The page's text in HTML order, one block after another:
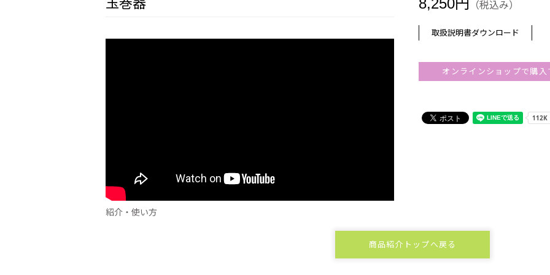
玉巻器
紹介・使い方
8,250円 （税込み）
取扱説明書ダウンロード
オンラインショップで購入
商品紹介トップへ戻る